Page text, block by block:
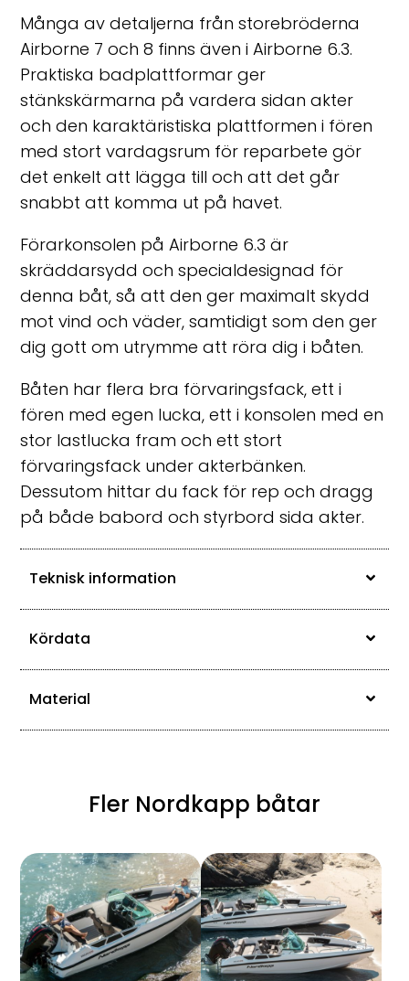
Många av detaljerna från storebröderna
Airborne 7 och 8 finns även i Airborne 6.3.
Praktiska badplattformar ger
stänkskärmarna på vardera sidan akter
och den karaktäristiska plattformen i fören
med stort vardagsrum för reparbete gör
det enkelt att lägga till och att det går
snabbt att komma ut på havet.
Förarkonsolen på Airborne 6.3 är
skräddarsydd och specialdesignad för
denna båt, så att den ger maximalt skydd
mot vind och väder, samtidigt som den ger
dig gott om utrymme att röra dig i båten.
Båten har flera bra förvaringsfack, ett i
fören med egen lucka, ett i konsolen med en
stor lastlucka fram och ett stort
förvaringsfack under akterbänken.
Dessutom hittar du fack för rep och dragg
på både babord och styrbord sida akter.
Teknisk information
Kördata
Material
Fler Nordkapp båtar